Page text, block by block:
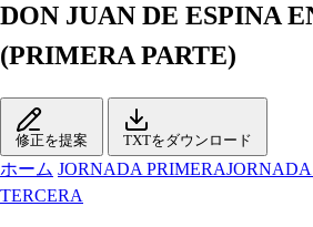
DON JUAN DE ESPINA
(PRIMERA PARTE)
修正を提案 TXTをダウンロード
ホーム JORNADA PRIMERA
TERCERA